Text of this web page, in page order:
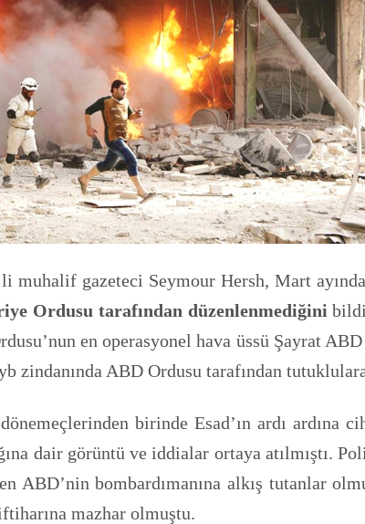
muhalif gazeteci Seymour Hersh, Mart
Ordusu tarafından düzenlenmediğini
en operasyonel hava üssü Şayrat
zindanında ABD Ordusu tarafından
birinde Esad’ın ardı ardına
dair görüntü ve iddialar ortaya atılmıştı.
ABD’nin bombardımanına alkış tutanlar
mazhar olmuştu.